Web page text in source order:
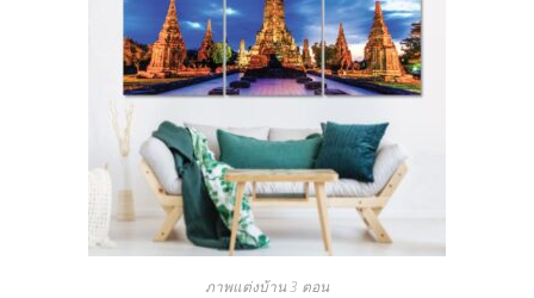
ภาพแต่งบ้าน 3 ตอน